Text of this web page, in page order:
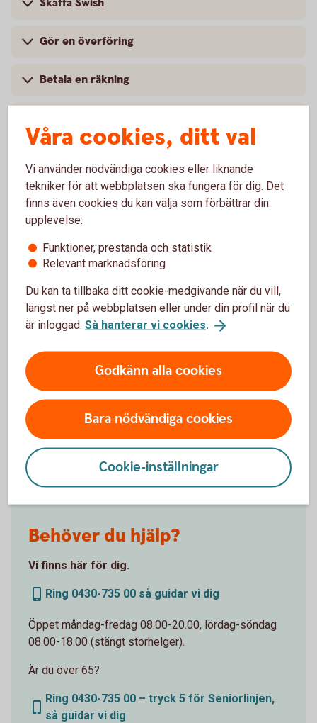
Gör en överföring
Betala en räkning
Spärra kort och beställ nytt kort
Lös in avi
Få utbetalningar direkt till ditt konto
Behöver du hjälp?
Vi finns här för dig.
Ring 0430-735 00 så guidar vi dig
Öppet måndag-fredag 08.00-20.00, lördag-söndag
08.00-18.00 (stängt storhelger).
Är du över 65?
Ring 0430-735 00 – tryck 5 för Seniorlinjen,
så guidar vi dig
Vi guidar dig –
steg för steg
Våra cookies, ditt val
Vi använder nödvändiga cookies eller liknande
tekniker för att webbplatsen ska fungera för dig. Det
finns även cookies du kan välja som förbättrar din
upplevelse:
Funktioner, prestanda och statistik
Relevant marknadsföring
Du kan ta tillbaka ditt cookie-medgivande när du vill,
längst ner på webbplatsen eller under din profil när du
är inloggad. Så hanterar vi cookies.
Godkänn alla cookies
Bara nödvändiga cookies
Cookie-inställningar